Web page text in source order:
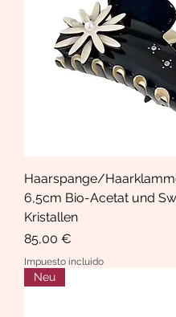
Haarspange/
6,5cm Bio-Acetat und
Kristallen
Precio
85,00 €
Impuesto incluido
Neu